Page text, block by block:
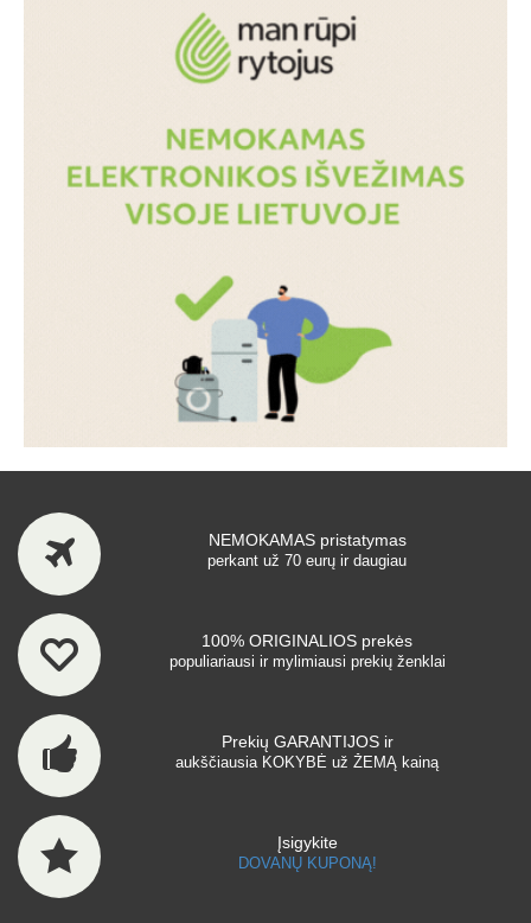
NEMOKAMAS pristatymas
perkant už 70 eurų ir daugiau
100% ORIGINALIOS prekės
populiariausi ir mylimiausi prekių ženklai
Prekių GARANTIJOS ir
aukščiausia KOKYBĖ už ŽEMĄ kainą
Įsigykite
DOVANŲ KUPONĄ!